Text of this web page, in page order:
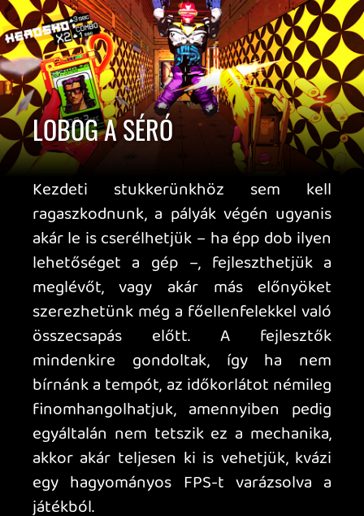
ámokfutást, de akár újra birokra
kelhetünk kizárólag a főellenfelekkel is.
A Mullet Madjack Switch 2 változata
kifejezetten jól sikerült - simán hozza a
60 FPS-t, ráadásul ez elengedhetetlen is
a játékmenet kiszolgálásához. Dokkolva
megvan a 4K (még ha esetleg DLSS
trükközés is áll a dolog mögött, minden
jól mutat), a kézben tartva full HD a
felbontás. Sima Switch-nél sem
panaszkodhatunk a tempóra, még ha
értelemszerűen a látvány
visszafogottabb paraméterekkel
próbálkozik. Kellemetlen vagy sem, a
Switch alap irányítási módja azért egyik
gépen sem túl kényelmes,
megfontolandó egy tisztességes